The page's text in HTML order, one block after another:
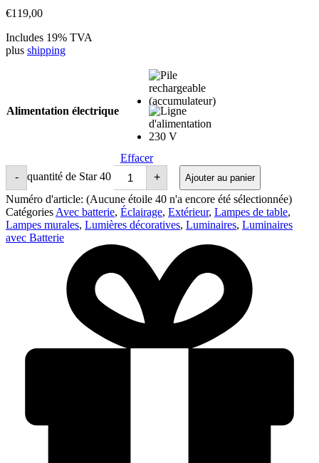
€119,00
Includes 19% TVA
plus shipping
Alimentation électrique
Effacer
-
quantité de Star 40 + Ajouter au panier
Numéro d'article: (Aucune étoile 40 n'a encore été sélectionnée)
Catégories Avec batterie, Éclairage, Extérieur, Lampes de table,
Lampes murales, Lumières décoratives, Luminaires, Luminaires
avec Batterie